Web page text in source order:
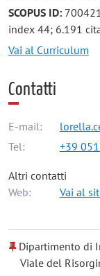
SCOPUS ID:
index 44; 6.191
Vai al Curriculum
Contatti
E-mail:
Tel:
+39
Altri contatti
Web:
Vai al
Dipartimento di
Viale del